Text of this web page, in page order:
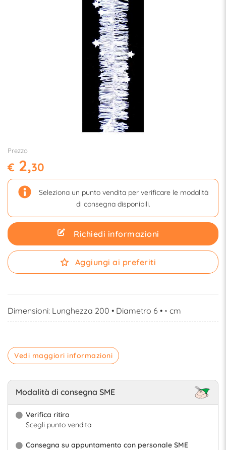
Prezzo
€ 2,30
Seleziona un punto vendita per verificare le modalità
di consegna disponibili.
Richiedi informazioni
Aggiungi ai preferiti
Dimensioni: Lunghezza 200 • Diametro 6 • ◦ cm
Vedi maggiori informazioni
Modalità di consegna SME
Verifica ritiro
Scegli punto vendita
Consegna su appuntamento con personale SME